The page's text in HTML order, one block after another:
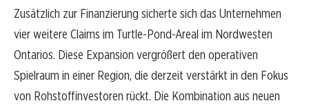
Zusätzlich zur Finanzierung sicherte sich das Unternehmen
vier weitere Claims im Turtle-Pond-Areal im Nordwesten
Ontarios. Diese Expansion vergrößert den operativen
Spielraum in einer Region, die derzeit verstärkt in den Fokus
von Rohstoffinvestoren rückt. Die Kombination aus neuen